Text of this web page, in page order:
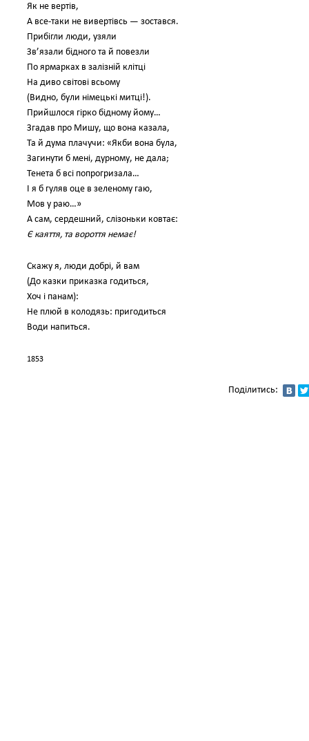
Як не вертів,
А все-таки не вивертівсь — зостався.
Прибігли люди, узяли
Зв’язали бідного та й повезли
По ярмарках в залізній клітці
На диво світові всьому
(Видно, були німецькі митці!).
Прийшлося гірко бідному йому…
Згадав про Мишу, що вона казала,
Та й дума плачучи: «Якби вона була,
Загинути б мені, дурному, не дала;
Тенета б всі попрогризала…
І я б гуляв оце в зеленому гаю,
Мов у раю…»
А сам, сердешний, слізоньки ковтає:
Є каяття, та вороття немає!
Скажу я, люди добрі, й вам
(До казки приказка годиться,
Хоч і панам):
Не плюй в колодязь: пригодиться
Води напиться.
1853
Поділитись: